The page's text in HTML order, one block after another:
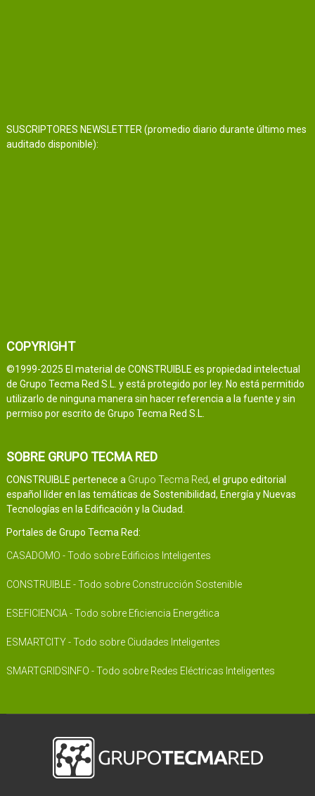
SUSCRIPTORES NEWSLETTER (promedio diario durante último mes
auditado disponible):
COPYRIGHT
©1999-2025 El material de CONSTRUIBLE es propiedad intelectual
de Grupo Tecma Red S.L. y está protegido por ley. No está permitido
utilizarlo de ninguna manera sin hacer referencia a la fuente y sin
permiso por escrito de Grupo Tecma Red S.L.
SOBRE GRUPO TECMA RED
CONSTRUIBLE pertenece a Grupo Tecma Red, el grupo editorial
español líder en las temáticas de Sostenibilidad, Energía y Nuevas
Tecnologías en la Edificación y la Ciudad.
Portales de Grupo Tecma Red:
CASADOMO - Todo sobre Edificios Inteligentes
CONSTRUIBLE - Todo sobre Construcción Sostenible
ESEFICIENCIA - Todo sobre Eficiencia Energética
ESMARTCITY - Todo sobre Ciudades Inteligentes
SMARTGRIDSINFO - Todo sobre Redes Eléctricas Inteligentes